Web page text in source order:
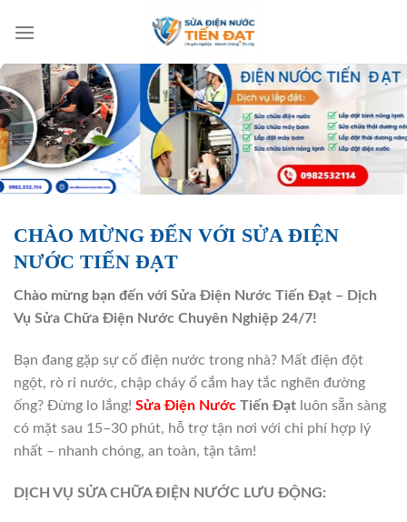
qua
dung
CHÀO MỪNG ĐẾN VỚI SỬA ĐIỆN
NƯỚC TIẾN ĐẠT
Chào mừng bạn đến với Sửa Điện Nước Tiến Đạt – Dịch
Vụ Sửa Chữa Điện Nước Chuyên Nghiệp 24/7!
Bạn đang gặp sự cố điện nước trong nhà? Mất điện đột
ngột, rò rỉ nước, chập cháy ổ cắm hay tắc nghẽn đường
ống? Đừng lo lắng! Sửa Điện Nước Tiến Đạt luôn sẵn sàng
có mặt sau 15–30 phút, hỗ trợ tận nơi với chi phí hợp lý
nhất – nhanh chóng, an toàn, tận tâm!
DỊCH VỤ SỬA CHỮA ĐIỆN NƯỚC LƯU ĐỘNG: